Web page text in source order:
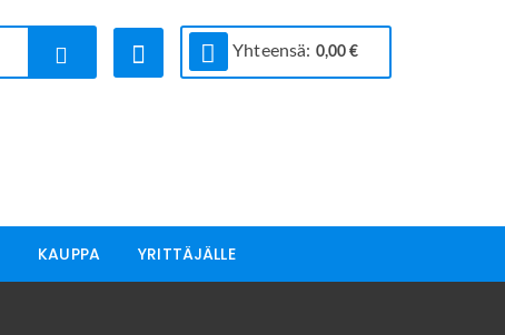
Yhteensä: 0,00€
KAUPPA YRITTÄJÄLLE